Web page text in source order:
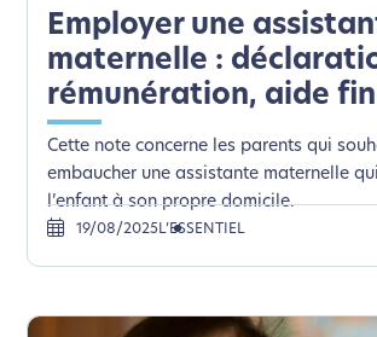
Employer une
maternelle :
rémunération, aide
Cette note concerne les parents qui
embaucher une assistante maternelle
l’enfant à son propre domicile.
19/08/2025 L’ESSENTIEL